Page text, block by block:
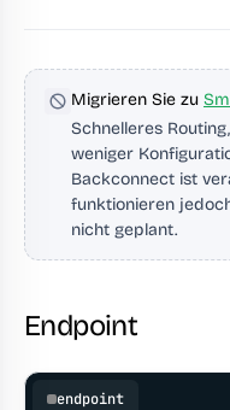
Migrieren Sie zu
Schnelleres
weniger
Backconnect ist
funktionieren
nicht geplant.
Endpoint
endpoint